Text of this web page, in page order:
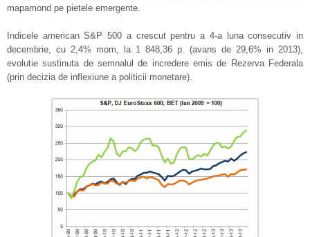
mapamond pe pietele emergente.
Indicele american S&P 500 a crescut pentru a 4-a luna consecutiv in
decembrie, cu 2,4% mom, la 1 848,36 p. (avans de 29,6% in 2013),
evolutie sustinuta de semnalul de incredere emis de Rezerva Federala
(prin decizia de inflexiune a politicii monetare).